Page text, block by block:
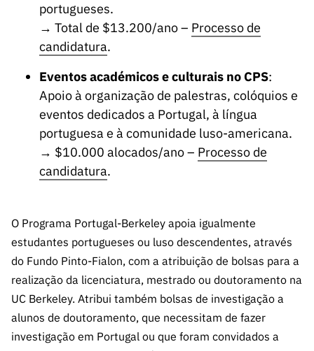
portugueses.
→ Total de $13.200/ano – Processo de
candidatura.
Eventos académicos e culturais no CPS:
Apoio à organização de palestras, colóquios e
eventos dedicados a Portugal, à língua
portuguesa e à comunidade luso-americana.
→ $10.000 alocados/ano – Processo de
candidatura.
O Programa Portugal-Berkeley apoia igualmente
estudantes portugueses ou luso descendentes, através
do Fundo Pinto-Fialon, com a atribuição de bolsas para a
realização da licenciatura, mestrado ou doutoramento na
UC Berkeley. Atribui também bolsas de investigação a
alunos de doutoramento, que necessitam de fazer
investigação em Portugal ou que foram convidados a